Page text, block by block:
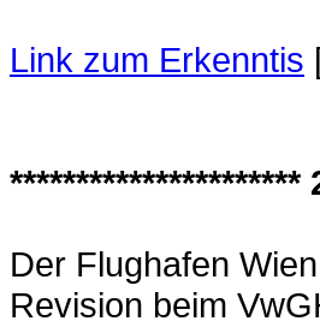
Link zum Erkenntis
**********************
Der Flughafen
Revision beim